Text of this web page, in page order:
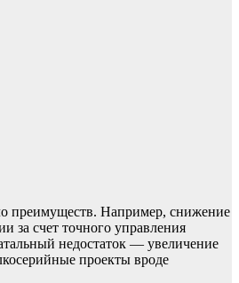
преимуществ. Например, снижение
за счет точного управления
недостаток — увеличение
проекты вроде